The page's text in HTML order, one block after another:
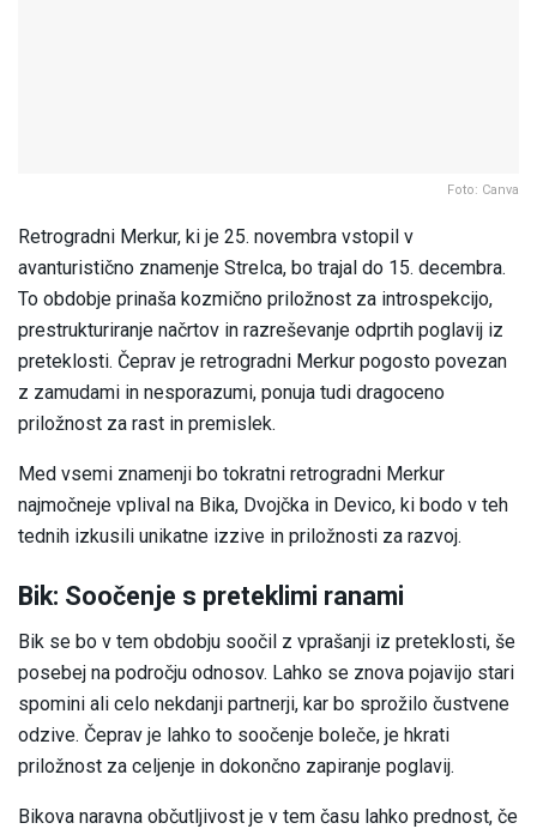
Foto: Canva
Retrogradni Merkur, ki je 25. novembra vstopil v
avanturistično znamenje Strelca, bo trajal do 15. decembra.
To obdobje prinaša kozmično priložnost za introspekcijo,
prestrukturiranje načrtov in razreševanje odprtih poglavij iz
preteklosti. Čeprav je retrogradni Merkur pogosto povezan
z zamudami in nesporazumi, ponuja tudi dragoceno
priložnost za rast in premislek.
Med vsemi znamenji bo tokratni retrogradni Merkur
najmočneje vplival na Bika, Dvojčka in Devico, ki bodo v teh
tednih izkusili unikatne izzive in priložnosti za razvoj.
Bik: Soočenje s preteklimi ranami
Bik se bo v tem obdobju soočil z vprašanji iz preteklosti, še
posebej na področju odnosov. Lahko se znova pojavijo stari
spomini ali celo nekdanji partnerji, kar bo sprožilo čustvene
odzive. Čeprav je lahko to soočenje boleče, je hkrati
priložnost za celjenje in dokončno zapiranje poglavij.
Bikova naravna občutljivost je v tem času lahko prednost, če